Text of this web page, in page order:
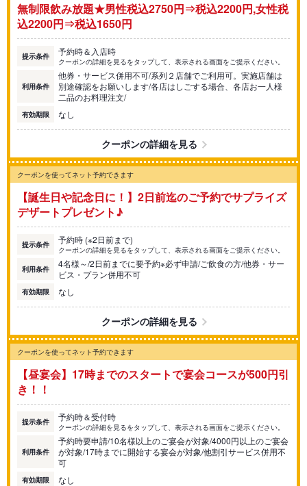
無制限飲み放題★男性税込2750円⇒税込2200円,女性税
込2200円⇒税込1650円
提示条件 予約時＆入店時
クーポンの詳細を見るをタップして、表示される画面をご提示ください。
利用条件
他券・サービス併用不可/系列２店舗でご利用可。実施店舗は
別途確認をお願いします/各店はしごする場合、各店お一人様
二品のお料理注文/
有効期限 なし
クーポンの詳細を見る
クーポンを使ってネット予約できます
【誕生日や記念日に！】2日前迄のご予約でサプライズ
デザートプレゼント♪
提示条件 予約時 (※2日前まで)
クーポンの詳細を見るをタップして、表示される画面をご提示ください。
利用条件
4名様～/2日前までに要予約※必ず申請/ご飲食の方/他券・サー
ビス・プラン併用不可
有効期限 なし
クーポンの詳細を見る
クーポンを使ってネット予約できます
【昼宴会】17時までのスタートで宴会コースが500円引
き！！
提示条件 予約時＆受付時
クーポンの詳細を見るをタップして、表示される画面をご提示ください。
利用条件
予約時要申請/10名様以上のご宴会が対象/4000円以上のご宴会
が対象/17時までに開始する宴会が対象/他割引サービス併用不
可
有効期限 なし